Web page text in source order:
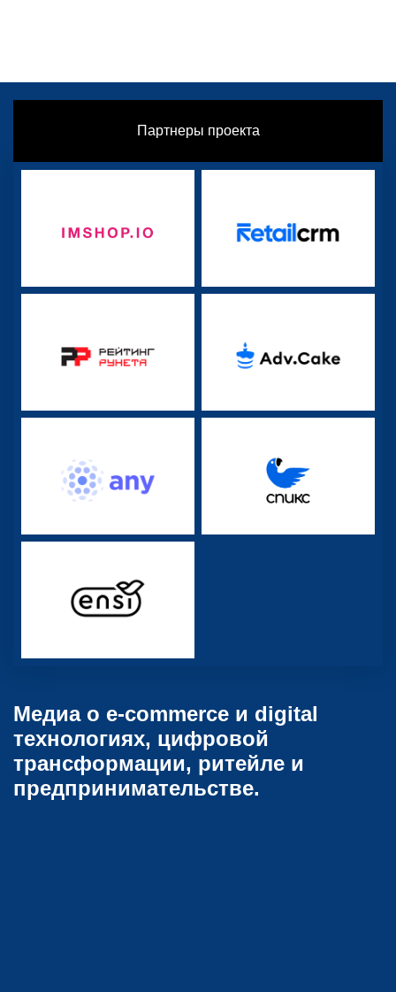
Партнеры проекта
Медиа о e-commerce и digital
технологиях, цифровой
трансформации, ритейле и
предпринимательстве.